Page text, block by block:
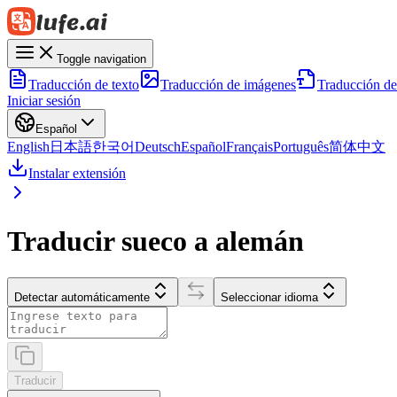
Toggle navigation
Traducción de texto Traducción de imágenes Traducción
Iniciar sesión
Español
English 日本語한국어DeutschEspañolFrançaisPortuguês简体中文
Instalar extensión
Traducir sueco a alemán
Detectar automáticamente Seleccionar idioma
Traducir